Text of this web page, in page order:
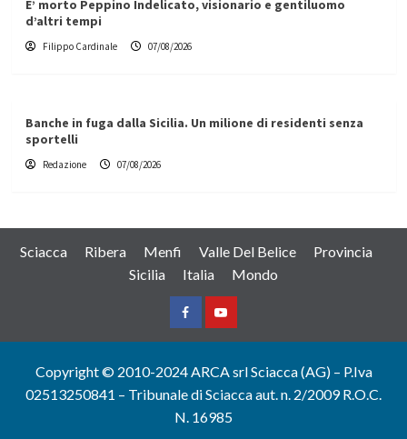
E’ morto Peppino Indelicato, visionario e gentiluomo
d’altri tempi
Filippo Cardinale 07/08/2026
Banche in fuga dalla Sicilia. Un milione di residenti senza
sportelli
Redazione 07/08/2026
Sciacca Ribera Menfi Valle Del Belice
Provincia
Sicilia
Italia Mondo
FacebookYountube
Copyright © 2010-2024 ARCA srl Sciacca (AG) – P.Iva
02513250841 – Tribunale di Sciacca aut. n. 2/2009 R.O.C.
N. 16985